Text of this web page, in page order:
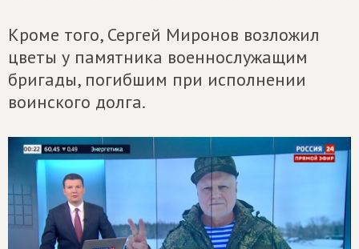
Кроме того, Сергей Миронов возложил
цветы у памятника военнослужащим
бригады, погибшим при исполнении
воинского долга.